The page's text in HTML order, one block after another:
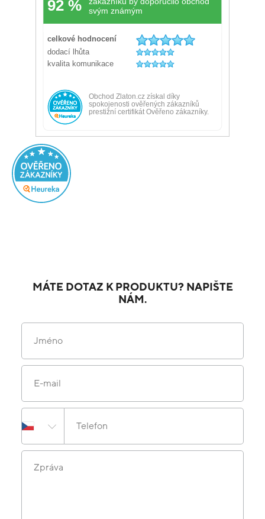
MÁTE DOTAZ K PRODUKTU? NAPIŠTE
NÁM.
Jméno
E-mail
Telefon
Zpráva